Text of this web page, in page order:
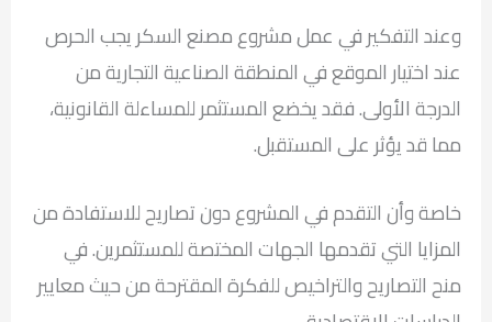
وعند التفكير في عمل مشروع مصنع السكر يجب الحرص
عند اختيار الموقع في المنطقة الصناعية التجارية من
الدرجة الأولى. فقد يخضع المستثمر للمساءلة القانونية،
مما قد يؤثر على المستقبل.
خاصة وأن التقدم في المشروع دون تصاريح للاستفادة من
المزايا التي تقدمها الجهات المختصة للمستثمرين. في
منح التصاريح والتراخيص للفكرة المقترحة من حيث معايير